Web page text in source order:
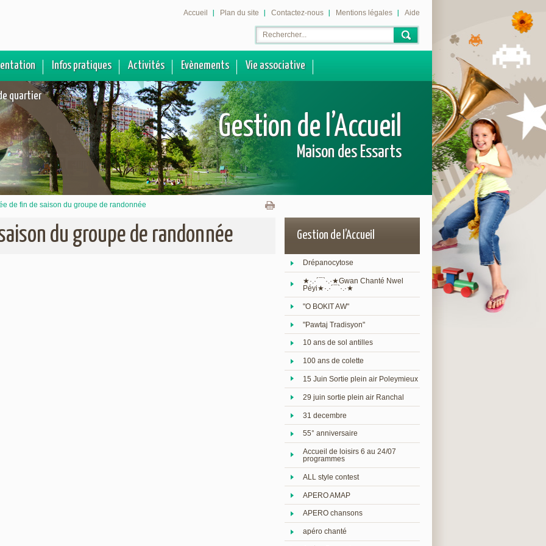
Accueil Plan du site Contactez-nous Mentions légales Aide
Infos pratiques Activités Evènements Vie associative
quartier
Gestion de l’Accueil
Maison des Essarts
de fin de saison du groupe de randonnée
du groupe de randonnée Gestion de l’Accueil
Drépanocytose
★·.·´¯`·.·★Gwan Chanté Nwel
Péyi★·.·´¯`·.·★
"O BOKIT AW"
"Pawtaj Tradisyon"
10 ans de sol antilles
100 ans de colette
15 Juin Sortie plein air Poleymieux
29 juin sortie plein air Ranchal
31 decembre
55° anniversaire
Accueil de loisirs 6 au 24/07
programmes
ALL style contest
APERO AMAP
APERO chansons
apéro chanté